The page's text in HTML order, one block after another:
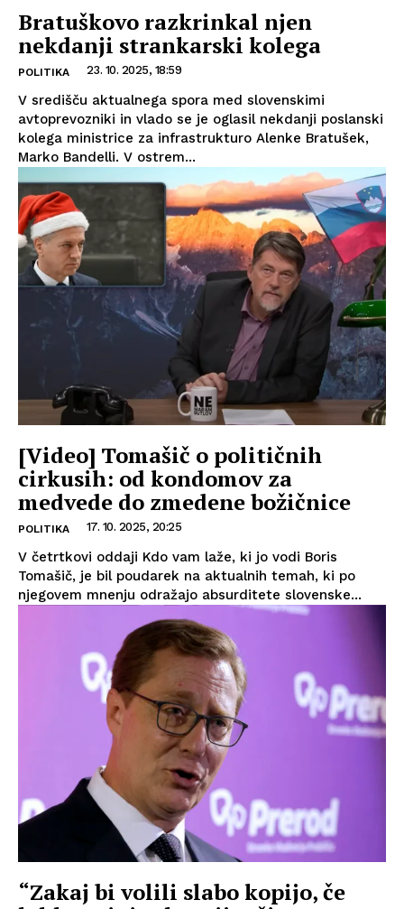
Bratuškovo razkrinkal njen
nekdanji strankarski kolega
POLITIKA 23. 10. 2025, 18:59
V središču aktualnega spora med slovenskimi
avtoprevozniki in vlado se je oglasil nekdanji poslanski
kolega ministrice za infrastrukturo Alenke Bratušek,
Marko Bandelli. V ostrem...
[Video] Tomašič o političnih
cirkusih: od kondomov za
medvede do zmedene božičnice
POLITIKA 17. 10. 2025, 20:25
V četrtkovi oddaji Kdo vam laže, ki jo vodi Boris
Tomašič, je bil poudarek na aktualnih temah, ki po
njegovem mnenju odražajo absurditete slovenske...
“Zakaj bi volili slabo kopijo, če